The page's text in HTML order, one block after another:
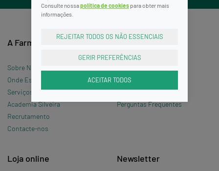
Consulte nossapolítica de cookies para obter mais
informações.
REJEITAR TODOS OS NÃO ESSENCIAIS
GERIR PREFERÊNCIAS
ACEITAR TODOS
A Farmácia
Sobre Nós
Onde Estamos »
Serviços
Academia Silveira
Recrutamento
Contacte-nos
Informações
Política de Privacidade
Política de Cookies
Perguntas Frequentes
Loja online Newsletter